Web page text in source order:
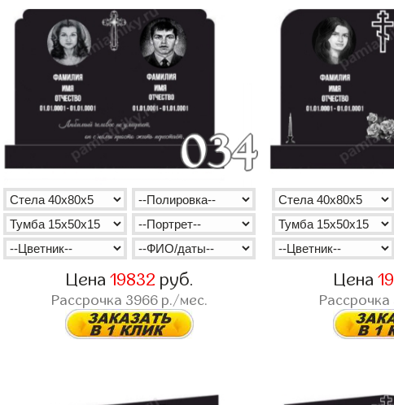
Цена 19832 руб.
Рассрочка 3966 р./мес.
Цена
Рассрочка